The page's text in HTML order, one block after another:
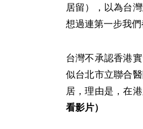
居留），以為台
想過連第一步我們
台灣不承認香港
似台北市立聯合
居，理由是，在
看影片）